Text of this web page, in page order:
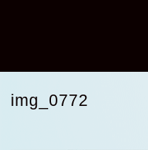
img_0772